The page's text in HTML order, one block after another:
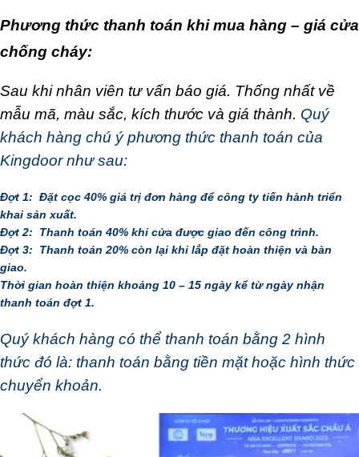
Phương thức thanh toán khi mua hàng – giá cửa
chống cháy:
Sau khi nhân viên tư vấn báo giá. Thống nhất về
mẫu mã, màu sắc, kích thước và giá thành. Quý
khách hàng chú ý phương thức thanh toán của
Kingdoor như sau:
Đợt 1: Đặt cọc 40% giá trị đơn hàng để công ty tiến hành triển
khai sản xuất.
Đợt 2: Thanh toán 40% khi cửa được giao đến công trình.
Đợt 3: Thanh toán 20% còn lại khi lắp đặt hoàn thiện và bàn
giao.
Thời gian hoàn thiện khoảng 10 – 15 ngày kể từ ngày nhận
thanh toán đợt 1.
Quý khách hàng có thể thanh toán bằng 2 hình
thức đó là: thanh toán bằng tiền mặt hoặc hình thức
chuyển khoản.